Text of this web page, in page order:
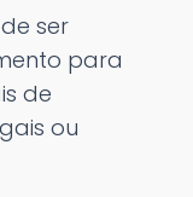
ser
para
de
ou